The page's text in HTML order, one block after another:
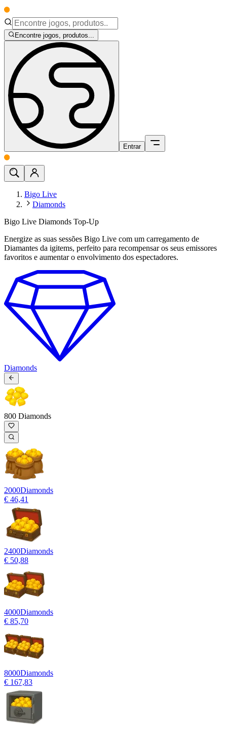
Encontre jogos, produtos...
Entrar
Bigo Live
Diamonds
Bigo Live Diamonds Top-Up
Energize as suas sessões Bigo Live com um carregamento de
Diamantes da igitems, perfeito para recompensar os seus emissores
favoritos e aumentar o envolvimento dos espectadores.
Diamonds
800 Diamonds
2000Diamonds
€ 46,41
2400Diamonds
€ 50,88
4000Diamonds
€ 85,70
8000Diamonds
€ 167,83